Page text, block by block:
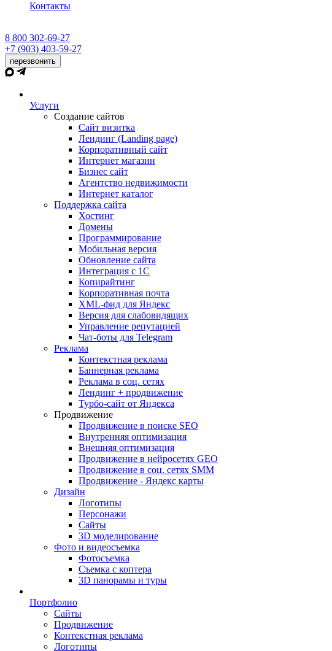
Контакты
8 800 302-69-27
+7 (903) 403-59-27
перезвонить
Услуги
Создание сайтов
Сайт визитка
Лендинг (Landing page)
Корпоративный сайт
Интернет магазин
Бизнес сайт
Агентство недвижимости
Интернет каталог
Поддержка сайта
Хостинг
Домены
Программирование
Мобильная версия
Обновление сайта
Интеграция с 1С
Копирайтинг
Корпоративная почта
XML-фид для Яндекс
Версия для слабовидящих
Управление репутацией
Чат-боты для Telegram
Реклама
Контекстная реклама
Баннерная реклама
Реклама в соц. сетях
Лендинг + продвижение
Турбо-сайт от Яндекса
Продвижение
Продвижение в поиске SEO
Внутренняя оптимизация
Внешняя оптимизация
Продвижение в нейросетях GEO
Продвижение в соц. сетях SMM
Продвижение - Яндекс карты
Дизайн
Логотипы
Персонажи
Сайты
3D моделирование
Фото и видеосъемка
Фотосъемка
Съемка с коптера
3D панорамы и туры
Портфолио
Сайты
Продвижение
Контекстная реклама
Логотипы